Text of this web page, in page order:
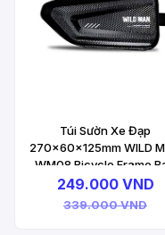
Túi Sườn Xe Đạp
270x60x125mm WILD
WM08 Bicycle Frame
249.000 VND
339.000 VND